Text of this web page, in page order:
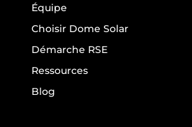
Équipe
Choisir Dome Solar
Démarche RSE
Ressources
Blog